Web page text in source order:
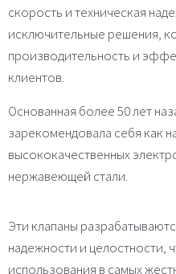
скорость и техническая
исключительные решения,
производительность и
клиентов.
Основанная более 50 лет
зарекомендовала себя как
высококачественных
нержавеющей стали.
Эти клапаны
надежности и целостности,
использования в самых